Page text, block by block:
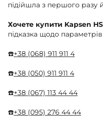
підійшла з першого разу
Хочете купити Kapsen
підказка щодо
☎️+38 (068) 911 911 4
☎️+38 (050) 911 911 4
☎️+38 (067) 113 44 44
☎️+38 (095) 276 44 44